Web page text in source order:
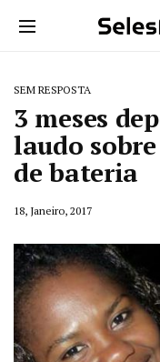
SEM RESPOSTA
3 meses
laudo
de bateria
18, Janeiro, 2017